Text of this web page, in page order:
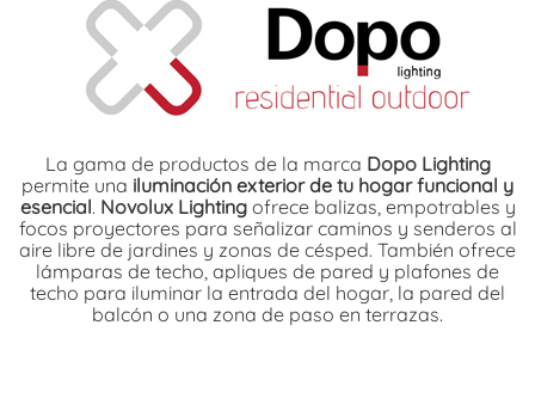
La gama de productos de la marca Dopo Lighting
permite una iluminación exterior de tu hogar funcional y
esencial. Novolux Lightingofrece balizas, empotrables y
focos proyectores para señalizar caminos y senderos al
aire libre de jardines y zonas de césped. También ofrece
lámparas de techo, apliques de pared y plafones de
techo para iluminar la entrada del hogar, la pared del
balcón o una zona de paso en terrazas.